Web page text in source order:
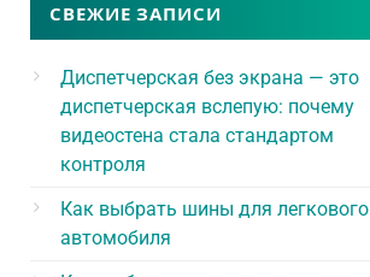
СВЕЖИЕ ЗАПИСИ
Диспетчерская без экрана — это
диспетчерская вслепую: почему
видеостена стала стандартом
контроля
Как выбрать шины для легкового
автомобиля